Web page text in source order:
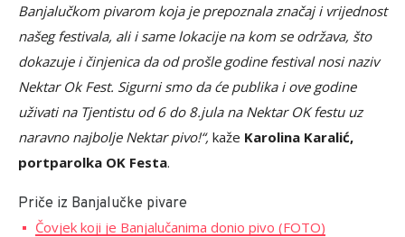
Banjalučkom pivarom koja je prepoznala značaj i vrijednost
našeg festivala, ali i same lokacije na kom se održava, što
dokazuje i činjenica da od prošle godine festival nosi naziv
Nektar Ok Fest. Sigurni smo da će publika i ove godine
uživati na Tjentistu od 6 do 8.jula na Nektar OK festu uz
naravno najbolje Nektar pivo!“, kaže Karolina Karalić,
portparolka OK Festa.
Priče iz Banjalučke pivare
Čovjek koji je Banjalučanima donio pivo (FOTO)